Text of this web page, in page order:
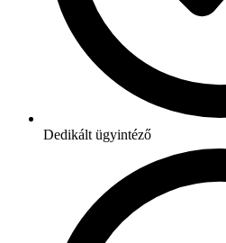
Dedikált ügyintéző